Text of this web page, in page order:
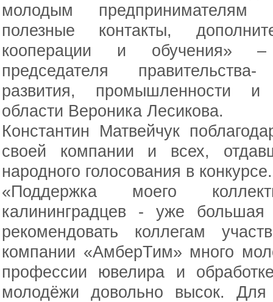
молодым предпринимателям
полезные контакты,
кооперации и обучения» –
председателя
развития, промышленности и
области Вероника Лесикова.
Константин Матвейчук
своей компании и всех,
народного голосования в конкурсе.
«Поддержка моего
калининградцев - уже большая
рекомендовать коллегам
компании «АмберТим» много
профессии ювелира и
молодёжи довольно высок.